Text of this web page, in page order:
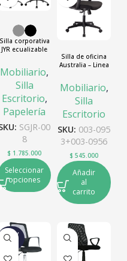
Silla corporativa
JYR ecualizable
008
Mobiliario,
Silla
Escritorio,
Papelería
SGJR-00
8
$ 1.785.000
Seleccionar
opciones
Silla de oficina
Australia – Linea
Mobiliario,
Silla
Escritorio
SKU: 003-095
3+003-0956
$ 545.000
Añadir
al
carrito
NUEV
O